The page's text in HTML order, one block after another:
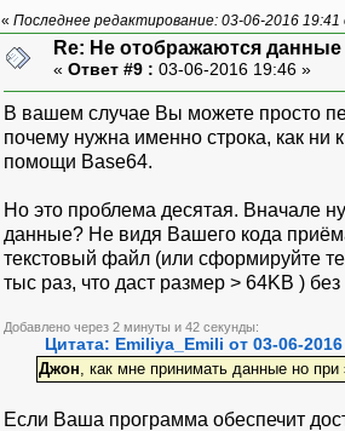
« Последнее редактирование: 03-06-2016
Re: Не отображаются
« Ответ #9 : 03-06-2016 19:46 »
В вашем случае Вы можете просто
почему нужна именно строка, как ни
помощи Base64.
Но это проблема десятая. Вначале
данные? Не видя Вашего кода
текстовый файл (или сформируйте
тыс раз, что даст размер > 64KB )
Добавлено через 2 минуты и 42 секунды:
Цитата: Emiliya_Emili от 03-06-
Джон , как мне принимать данные но
Если Ваша программа обеспечит